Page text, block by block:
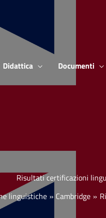
Didattica Documenti
Risultati certificazioni
linguistiche Cambridge